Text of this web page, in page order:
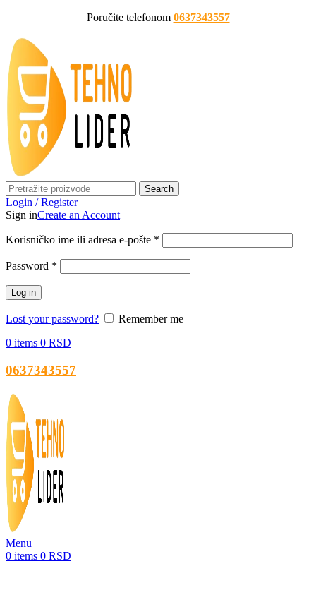
Poručite telefonom 0637343557
Search
Login / Register
Sign inCreate an Account
Korisničko ime ili adresa e-pošte *
Password *
Log in
Lost your password?
Remember me
0 items 0 RSD
0637343557
Menu
0 items 0 RSD